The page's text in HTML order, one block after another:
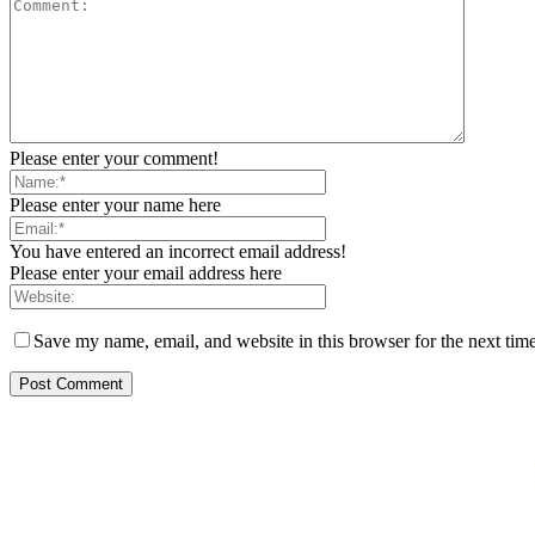
Please enter your comment!
Please enter your name here
You have entered an incorrect email address!
Please enter your email address here
Save my name, email, and website in this browser for the next